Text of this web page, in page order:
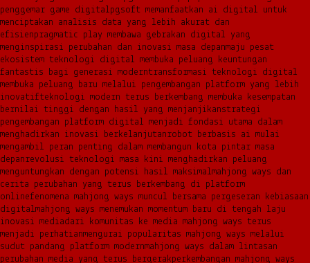
penggemar game digitalpgsoft memanfaatkan ai digital untuk
menciptakan analisis data yang lebih akurat dan
efisienpragmatic play membawa gebrakan digital yang
menginspirasi perubahan dan inovasi masa depanmaju pesat
ekosistem teknologi digital membuka peluang keuntungan
fantastis bagi generasi moderntransformasi teknologi digital
membuka peluang baru melalui pengembangan platform yang lebih
inovatifteknologi modern terus berkembang membuka kesempatan
bernilai tinggi dengan hasil yang menjanjikanstrategi
pengembangan platform digital menjadi fondasi utama dalam
menghadirkan inovasi berkelanjutanrobot berbasis ai mulai
mengambil peran penting dalam membangun kota pintar masa
depanrevolusi teknologi masa kini menghadirkan peluang
menguntungkan dengan potensi hasil maksimalmahjong ways dan
cerita perubahan yang terus berkembang di platform
onlinefenomena mahjong ways muncul bersama pergeseran kebiasaan
digitalmahjong ways menemukan momentum baru di tengah laju
inovasi mediadari komunitas ke media mahjong ways terus
menjadi perhatianmengurai popularitas mahjong ways melalui
sudut pandang platform modernmahjong ways dalam lintasan
perubahan media yang terus bergerakperkembangan mahjong ways